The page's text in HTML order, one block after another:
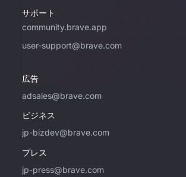
サポート
community.brave.app
user-support@brave.com
広告
adsales@brave.com
このメールアドレスは、Braveでの広告購
入にご興味をお持ちの方のみご利用くださ
い。サポートについては、
ビジネス
jp-bizdev@brave.com
プレス
jp-press@brave.com